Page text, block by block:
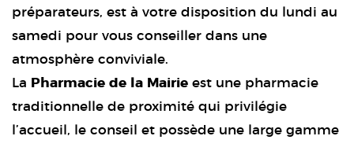
préparateurs, est à votre disposition du lundi au
samedi pour vous conseiller dans une
atmosphère conviviale.
La
Pharmacie de la Mairie est une pharmacie
traditionnelle de proximité qui privilégie
l’accueil, le conseil et possède une large gamme